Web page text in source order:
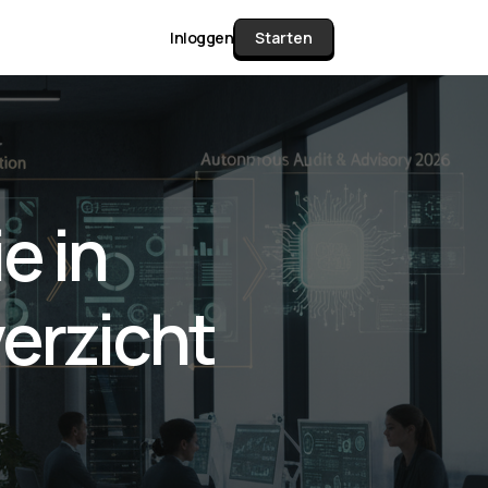
Matrix
alle pakketten en mogelijkheden
documenten verzamelen en facturen
tot controleren, boeken, bank
& klant dashboard.
Inloggen Starten
in